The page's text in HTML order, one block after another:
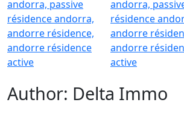
Author: Delta Immo